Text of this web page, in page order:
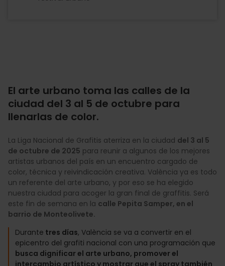
El arte urbano toma las calles de la
ciudad del 3 al 5 de octubre para
llenarlas de color.
La Liga Nacional de Grafitis aterriza en la ciudad del 3 al 5
de octubre de 2025 para reunir a algunos de los mejores
artistas urbanos del país en un encuentro cargado de
color, técnica y reivindicación creativa. València ya es todo
un referente del arte urbano, y por eso se ha elegido
nuestra ciudad para acoger la gran final de graffitis. Será
este fin de semana en la calle Pepita Samper, en el
barrio de Monteolivete.
Durante tres días, València se va a convertir en el
epicentro del grafiti nacional con una programación que
busca dignificar el arte urbano, promover el
intercambio artístico y mostrar que el spray también